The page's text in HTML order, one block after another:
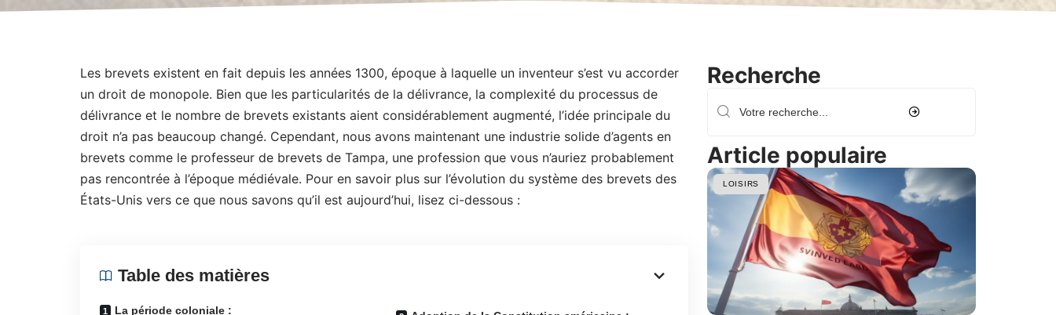
Les brevets existent en fait depuis les années 1300, époque à laquelle un inventeur s’est vu accorder
un droit de monopole. Bien que les particularités de la délivrance, la complexité du processus de
délivrance et le nombre de brevets existants aient considérablement augmenté, l’idée principale du
droit n’a pas beaucoup changé. Cependant, nous avons maintenant une industrie solide d’agents en
brevets comme le professeur de brevets de Tampa, une profession que vous n’auriez probablement
pas rencontrée à l’époque médiévale. Pour en savoir plus sur l’évolution du système des brevets des
États-Unis vers ce que nous savons qu’il est aujourd’hui, lisez ci-dessous :
Table des matières
La période coloniale :
Recherche
Article populaire
LOISIRS